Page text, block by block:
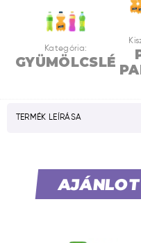
Kategória:
GYÜMÖLCSLÉ
TERMÉK LEÍRÁSA